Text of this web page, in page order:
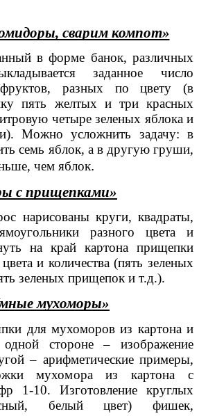
сварим компот»
в форме банок, различных
заданное число
разных по цвету (в
пять желтых и три красных
четыре зеленых яблока и
Можно усложнить задачу: в
семь яблок, а в другую груши,
чем яблок.
с прищепками»
нарисованы круги, квадраты,
разного цвета и
на край картона прищепки
и количества (пять зеленых
зеленых прищепок и т.д.).
мухоморы»
для мухоморов из картона и
стороне – изображение
– арифметические примеры,
мухомора из картона с
1-10. Изготовление круглых
белый цвет) фишек,